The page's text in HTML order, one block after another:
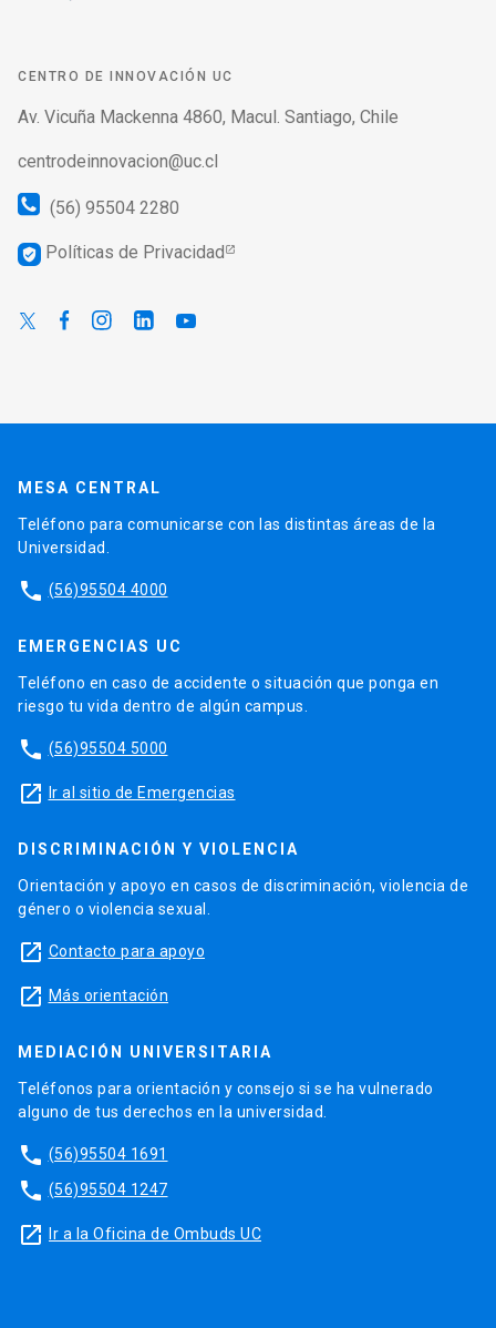
CENTRO DE INNOVACIÓN UC
Av. Vicuña Mackenna 4860, Macul. Santiago, Chile
centrodeinnovacion@uc.cl
(56) 95504 2280
verified_user Políticas de Privacidad
MESA CENTRAL
Teléfono para comunicarse con las distintas áreas de la
Universidad.
phone (56)95504 4000
EMERGENCIAS UC
Teléfono en caso de accidente o situación que ponga en
riesgo tu vida dentro de algún campus.
phone (56)95504 5000
launch Ir al sitio de Emergencias
DISCRIMINACIÓN Y VIOLENCIA
Orientación y apoyo en casos de discriminación, violencia de
género o violencia sexual.
launch Contacto para apoyo
launch Más orientación
MEDIACIÓN UNIVERSITARIA
Teléfonos para orientación y consejo si se ha vulnerado
alguno de tus derechos en la universidad.
phone (56)95504 1691
phone (56)95504 1247
launch Ir a la Oficina de Ombuds UC